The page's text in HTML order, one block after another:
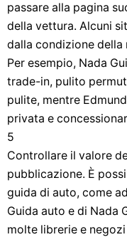
passare alla pagina
della vettura. Alcuni
dalla condizione
Per esempio, Nada
trade-in, pulito
pulite, mentre
privata e
5
Controllare il valore
pubblicazione. È
guida di auto, come
Guida auto e di Nada
molte librerie e